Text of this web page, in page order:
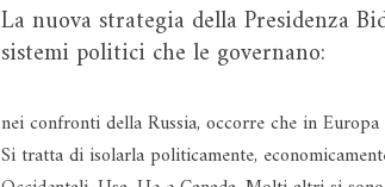
La nuova strategia della Presidenza
sistemi politici che le governano:
nei confronti della Russia, occorre che in
Si tratta di isolarla politicamente,